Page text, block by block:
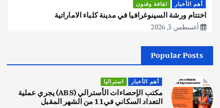
أهم الأخبار ثقافة وفنون
اختتام ورشة السينوغرافيا في مدينة كلباء الاماراتية
أغسطس 3, 2026
2
اصبح بطلاً لأستراليا بلعبة كمال الاجسام
يوليو 30, 2026
Popular Posts
أهم الأخبار استراليا
مكتب الإحصاءات الأسترالي (ABS) يجري عملية
التعداد السكاني في11 من الشهر المقبل